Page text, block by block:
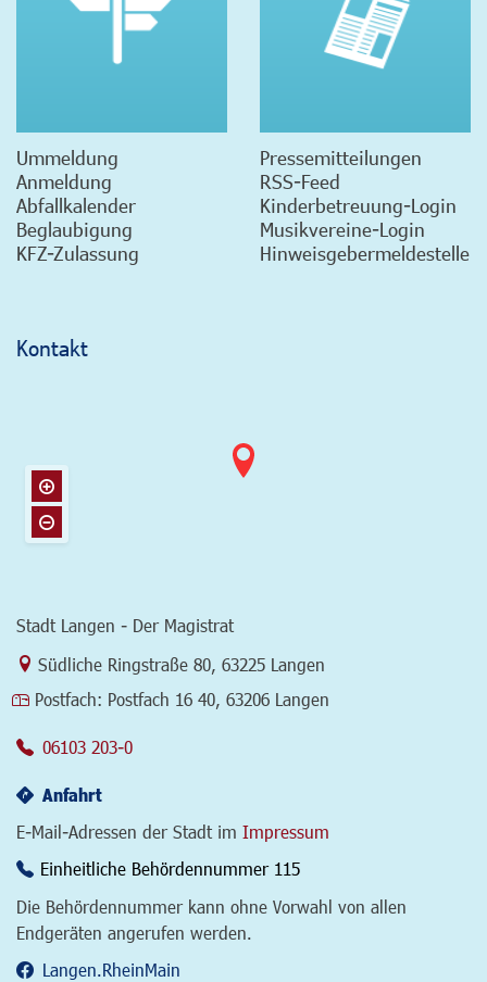
Ummeldung
Anmeldung
Abfallkalender
Beglaubigung
KFZ-Zulassung
Pressemitteilungen
RSS-Feed
Kinderbetreuung-Login
Musikvereine-Login
Hinweisgebermeldestelle
Kontakt
Stadt Langen - Der Magistrat
Link zur Google-Maps Navigation
Südliche Ringstraße 80 63225 Langen
Postfach: Postfach 16 40, 63206 Langen
06103 203-0
Anfahrt
E-Mail-Adressen der Stadt im Impressum
Einheitliche Behördennummer 115
Die Behördennummer kann ohne Vorwahl von allen
Endgeräten angerufen werden.
Langen.RheinMain